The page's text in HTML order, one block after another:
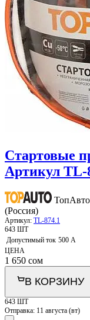
Стартовые
Артикул TL-
ТопАвто
(Россия)
Артикул: TL-874.1
643 ШТ
Допустимый ток 500 А
ЦЕНА
1 650 сом
В КОРЗИНУ
643 ШТ
Отправка: 11 августа (вт)